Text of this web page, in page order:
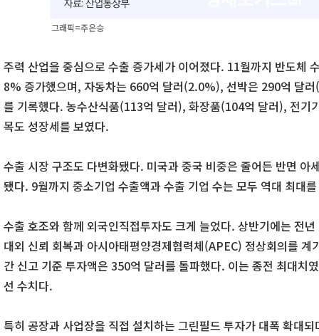
그래픽=주은승
주력 산업을 중심으로 수출 증가세가 이어졌다. 11월까지 반도체
8% 증가했으며, 자동차는 660억 달러(2.0%), 선박은 290억 달
를 기록했다. 농수산식품(113억 달러), 화장품(104억 달러), 전기
목도 성장세를 보였다.
수출 시장 구조도 다변화됐다. 미국과 중국 비중은 줄어든 반면
됐다. 9월까지 중소기업 수출액과 수출 기업 수는 모두 역대 최대
수출 호조와 함께 외국인직접투자도 크게 늘었다. 상반기에는 전
대외 신뢰 회복과 아시아태평양경제협력체(APEC) 정상회의를 계
간 신고 기준 투자액은 350억 달러를 돌파했다. 이는 종전 최대치
선 수치다.
특히 공장과 사업장을 직접 설치하는 그린필드 투자가 대폭 확대